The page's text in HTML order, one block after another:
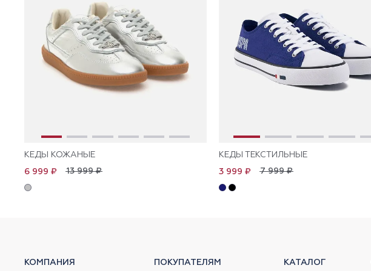
КЕДЫ КОЖАНЫЕ
13 999 ₽
6 999 ₽
КЕДЫ ТЕКСТИЛЬНЫЕ
7 999 ₽
3 999 ₽
КОМПАНИЯ ПОКУПАТЕЛЯМ КАТАЛОГ